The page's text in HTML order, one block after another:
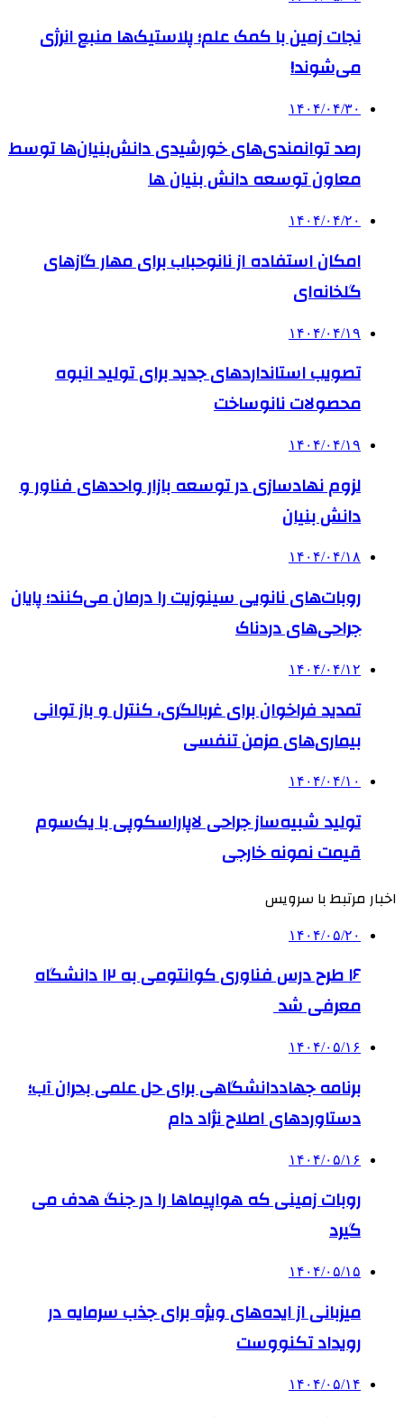
نجات زمین با کمک علم؛ پلاستیک‌ها منبع انرژی
می‌شوند!
۱۴۰۴/۰۴/۳۰
رصد توانمندی‌های خورشیدی دانش‌بنیان‌ها توسط
معاون توسعه دانش‌ بنیان ها
۱۴۰۴/۰۴/۲۰
امکان استفاده از نانوحباب برای مهار گازهای
گلخانه‌ای
۱۴۰۴/۰۴/۱۹
تصویب استانداردهای جدید برای تولید انبوه
محصولات نانوساخت
۱۴۰۴/۰۴/۱۹
لزوم نهادسازی در توسعه بازار واحدهای فناور و
دانش بنیان
۱۴۰۴/۰۴/۱۸
روبات‌های نانویی سینوزیت را درمان می‌کنند؛ پایان
جراحی‌های دردناک
۱۴۰۴/۰۴/۱۲
تمدید فراخوان برای غربالگری، کنترل و باز توانی
بیماری‌های مزمن تنفسی
۱۴۰۴/۰۴/۱۰
تولید شبیه‌ساز جراحی لاپاراسکوپی با یک‌سوم
قیمت نمونه خارجی
اخبار مرتبط با سرویس
۱۴۰۴/۰۵/۲۰
۱۶ طرح درس فناوری کوانتومی به ۱۲ دانشگاه
معرفی شد
۱۴۰۴/۰۵/۱۶
برنامه جهاددانشگاهی برای حل علمی بحران آب؛
دستاوردهای اصلاح نژاد دام
۱۴۰۴/۰۵/۱۶
روبات زمینی که هواپیماها را در جنگ هدف می
گیرد
۱۴۰۴/۰۵/۱۵
میزبانی از ایده‌های ویژه برای جذب سرمایه در
رویداد تکنووست
۱۴۰۴/۰۵/۱۴